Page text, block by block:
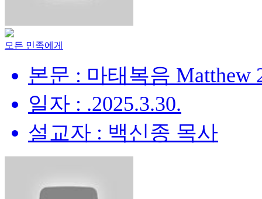
모든 민족에게
본문 : 마태복음 Matthew
일자 : .2025.3.30.
설교자 : 백신종 목사